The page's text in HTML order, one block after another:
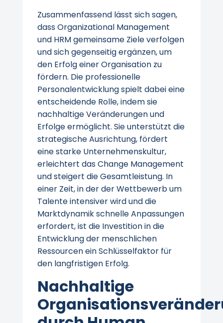
Zusammenfassend lässt sich sagen,
dass Organizational Management
und HRM gemeinsame Ziele verfolgen
und sich gegenseitig ergänzen, um
den Erfolg einer Organisation zu
fördern. Die professionelle
Personalentwicklung spielt dabei eine
entscheidende Rolle, indem sie
nachhaltige Veränderungen und
Erfolge ermöglicht. Sie unterstützt die
strategische Ausrichtung, fördert
eine starke Unternehmenskultur,
erleichtert das Change Management
und steigert die Gesamtleistung. In
einer Zeit, in der der Wettbewerb um
Talente intensiver wird und die
Marktdynamik schnelle Anpassungen
erfordert, ist die Investition in die
Entwicklung der menschlichen
Ressourcen ein Schlüsselfaktor für
den langfristigen Erfolg.
Nachhaltige